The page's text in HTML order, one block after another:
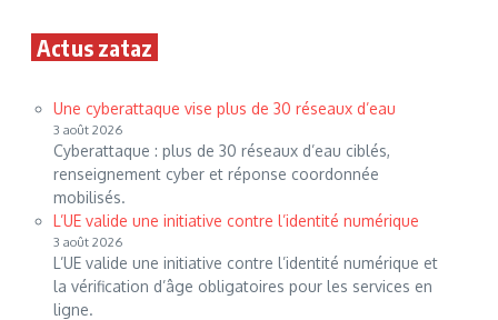
Actus zataz
Une cyberattaque vise plus de 30 réseaux d’eau
3 août 2026
Cyberattaque : plus de 30 réseaux d’eau ciblés,
renseignement cyber et réponse coordonnée
mobilisés.
L’UE valide une initiative contre l’identité numérique
3 août 2026
L’UE valide une initiative contre l’identité numérique et
la vérification d’âge obligatoires pour les services en
ligne.